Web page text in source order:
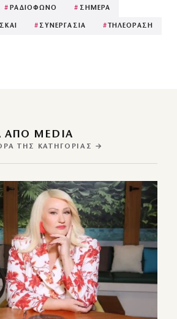
# ΡΑΔΙΟΦΩΝΟ # ΣΗΜΕΡΑ
ΣΚΑΙ # ΣΥΝΕΡΓΑΣΙΑ # ΤΗΛΕΟΡΑΣΗ
ΑΠΌ MEDIA
ΤΗΣ ΚΑΤΗΓΟΡΊΑΣ →